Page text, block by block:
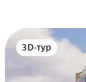
3D-тур